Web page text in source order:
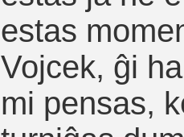
estas
Vojcek, ĝi
mi pensas,